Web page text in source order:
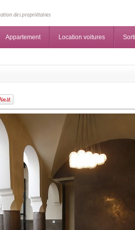
Appartement Location voitures